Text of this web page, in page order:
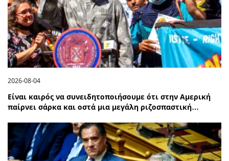
2026-08-04
Είναι καιρός να συνειδητοποιήσουμε ότι στην Αμερική
παίρνει σάρκα και οστά μια μεγάλη ριζοσπαστική…